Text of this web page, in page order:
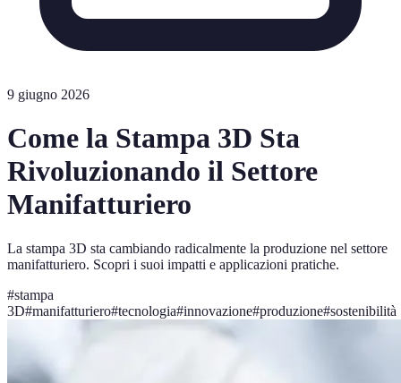
9 giugno 2026
Come la Stampa 3D Sta
Rivoluzionando il Settore
Manifatturiero
La stampa 3D sta cambiando radicalmente la produzione nel settore
manifatturiero. Scopri i suoi impatti e applicazioni pratiche.
#stampa
3D#manifatturiero#tecnologia#innovazione#produzione#sostenibilità